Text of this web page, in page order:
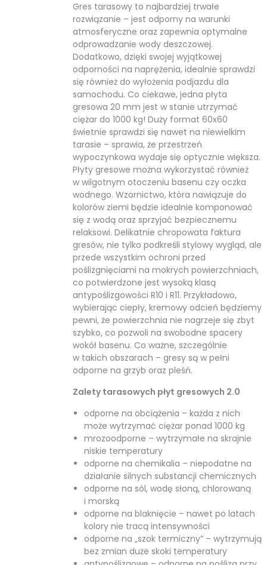
Gres tarasowy to najbardziej trwałe
rozwiązanie – jest odporny na warunki
atmosferyczne oraz zapewnia optymalne
odprowadzanie wody deszczowej.
Dodatkowo, dzięki swojej wyjątkowej
odporności na naprężenia, idealnie sprawdzi
się również do wyłożenia podjazdu dla
samochodu. Co ciekawe, jedna płyta
gresowa 20 mm jest w stanie utrzymać
ciężar do 1000 kg! Duży format 60x60
świetnie sprawdzi się nawet na niewielkim
tarasie – sprawia, że przestrzeń
wypoczynkowa wydaje się optycznie większa.
Płyty gresowe można wykorzystać również
w wilgotnym otoczeniu basenu czy oczka
wodnego. Wzornictwo, która nawiązuje do
kolorów ziemi będzie idealnie komponować
się z wodą oraz sprzyjać bezpiecznemu
relaksowi. Delikatnie chropowata faktura
gresów, nie tylko podkreśli stylowy wygląd, ale
przede wszystkim ochroni przed
poślizgnięciami na mokrych powierzchniach,
co potwierdzone jest wysoką klasą
antypoślizgowości R10 i R11. Przykładowo,
wybierając ciepły, kremowy odcień będziemy
pewni, że powierzchnia nie nagrzeje się zbyt
szybko, co pozwoli na swobodne spacery
wokół basenu. Co ważne, szczególnie
w takich obszarach – gresy są w pełni
odporne na grzyb oraz pleśń.
Zalety tarasowych płyt gresowych 2.0
odporne na obciążenia – każda z nich
może wytrzymać ciężar ponad 1000 kg
mrozoodporne – wytrzymałe na skrajnie
niskie temperatury
odporne na chemikalia – niepodatne na
działanie silnych substancji chemicznych
odporne na sól, wodę słoną, chlorowaną
i morską
odporne na blaknięcie – nawet po latach
kolory nie tracą intensywności
odporne na „szok termiczny” – wytrzymują
bez zmian duże skoki temperatury